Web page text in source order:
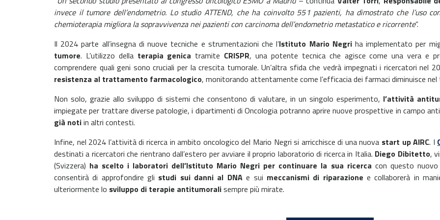
invece il tumore dell’endometrio. Lo studio ATTEND, che ha coinvolto 551 pazienti, ha dimostrato che l’uso
chemioterapia migliora la sopravvivenza nei pazienti con carcinoma dell’endometrio metastatico e ricorrente”.
Il 2024 parte all’insegna di nuove tecniche e strumentazioni che l’Istituto Mario Negriha implementato per
tumore. L’utilizzo della terapia genica tramite CRISPR, una potente tecnica che agisce come una vera e
comprendere quali geni sono cruciali per la crescita tumorale. Un’altra sfida che vedrà impegnati i ricercatori nel
resistenza al trattamento farmacologico, monitorando attentamente come l’efficacia dei farmaci diminuisce
Non solo, grazie allo sviluppo di sistemi che consentono di valutare, in un singolo esperimento, l’attività
impiegate per trattare diverse patologie, i dipartimenti di Oncologia potranno aprire nuove prospettive in campo
già notiin altri contesti.
Infine, nel 2024 l’attività di ricerca in ambito oncologico del Mario Negri si arricchisce di una nuova start up AIRC. I
destinati a ricercatori che rientrano dall’estero per avviare il proprio laboratorio di ricerca in Italia. Diego Dibitetto,
(Svizzera) ha scelto i laboratori dell’Istituto Mario Negri per continuare la sua ricerca con questo
consentirà di approfondire gli studi sui danni al DNAe sui meccanismi di riparazione e collaborerà in
ulteriormente lo sviluppo di terapie antitumoralisempre più mirate.